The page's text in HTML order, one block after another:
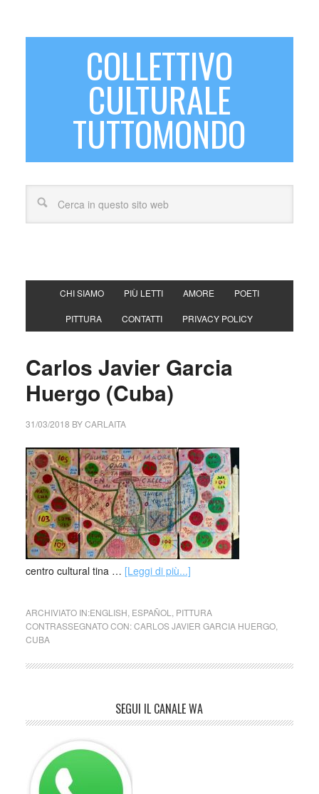
COLLETTIVO
CULTURALE
TUTTOMONDO
CHI SIAMO PIÙ LETTI AMORE POETI
PITTURA CONTATTI PRIVACY POLICY
Carlos Javier Garcia
Huergo (Cuba)
31/03/2018 BYCARLAITA
centro cultural tina … [Leggi di più...]
ARCHIVIATO IN:ENGLISH ESPAÑOL
PITTURA
CONTRASSEGNATO CON:CARLOS JAVIER GARCIA HUERGO,
CUBA
SEGUI IL CANALE WA